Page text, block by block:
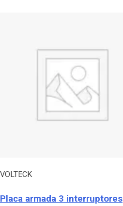
VOLTECK
Placa armada 3 interruptores